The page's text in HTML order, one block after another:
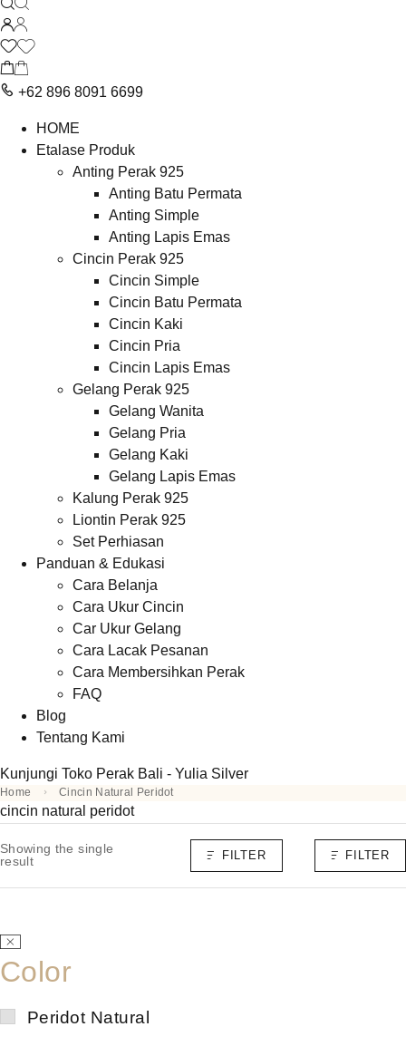
+62 896 8091 6699
HOME
Etalase Produk
Anting Perak 925
Anting Batu Permata
Anting Simple
Anting Lapis Emas
Cincin Perak 925
Cincin Simple
Cincin Batu Permata
Cincin Kaki
Cincin Pria
Cincin Lapis Emas
Gelang Perak 925
Gelang Wanita
Gelang Pria
Gelang Kaki
Gelang Lapis Emas
Kalung Perak 925
Liontin Perak 925
Set Perhiasan
Panduan & Edukasi
Cara Belanja
Cara Ukur Cincin
Car Ukur Gelang
Cara Lacak Pesanan
Cara Membersihkan Perak
FAQ
Blog
Tentang Kami
Kunjungi Toko Perak Bali - Yulia Silver
Home Cincin Natural Peridot
cincin natural peridot
Showing the single
result
FILTER FILTER
Color
Peridot Natural